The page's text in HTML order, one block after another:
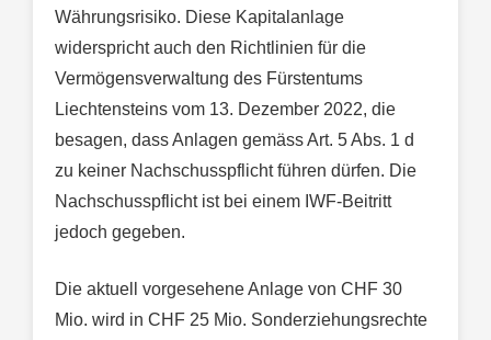
Währungsrisiko. Diese Kapitalanlage
widerspricht auch den Richtlinien für die
Vermögensverwaltung des Fürstentums
Liechtensteins vom 13. Dezember 2022, die
besagen, dass Anlagen gemäss Art. 5 Abs. 1 d
zu keiner Nachschusspflicht führen dürfen. Die
Nachschusspflicht ist bei einem IWF-Beitritt
jedoch gegeben.
Die aktuell vorgesehene Anlage von CHF 30
Mio. wird in CHF 25 Mio. Sonderziehungsrechte